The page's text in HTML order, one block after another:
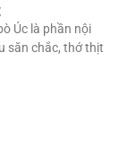
Úc là phần nội
săn chắc, thớ thịt